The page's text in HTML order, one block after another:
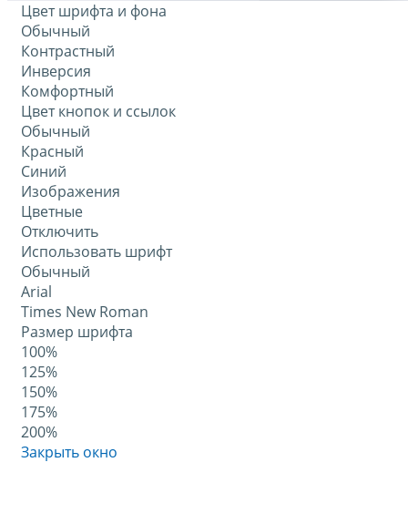
Цвет шрифта и фона
Обычный
Контрастный
Инверсия
Комфортный
Цвет кнопок и ссылок
Обычный
Красный
Синий
Изображения
Цветные
Отключить
Использовать шрифт
Обычный
Arial
Times New Roman
Размер шрифта
100%
125%
150%
175%
200%
Закрыть окно